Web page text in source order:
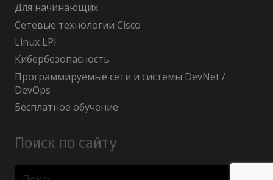
Для начинающих
Сетевые технологии Cisco
Linux LPI
Кибербезопасность
Программируемые сети и системы DevNet /
DevOps
Бесплатное обучение
Поиск по сайту
Найти: